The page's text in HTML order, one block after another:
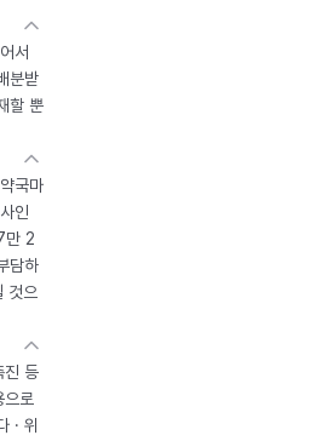
서
분받
할 뿐
국마
인
만 2
담하
것으
진 등
로
· 위